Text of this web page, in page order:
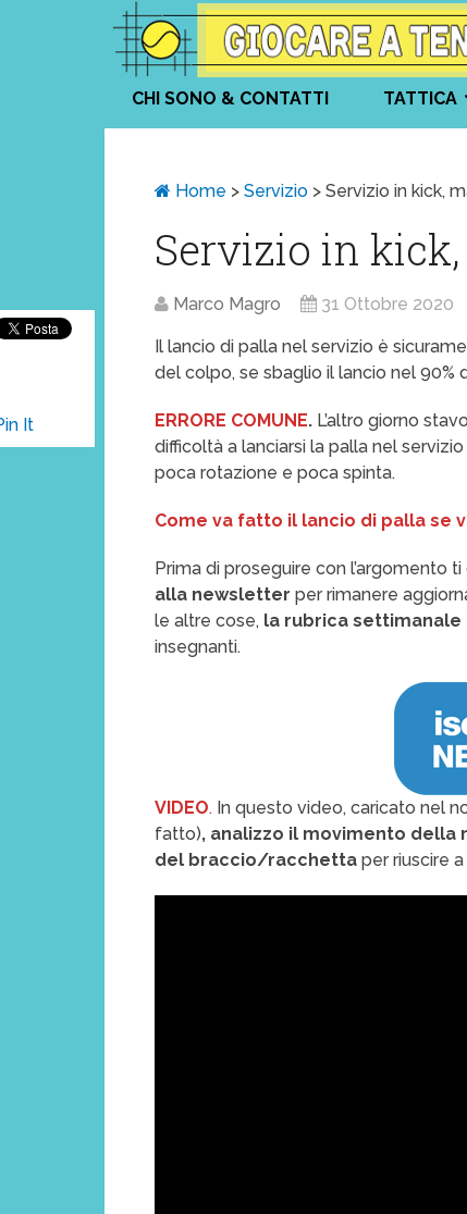
CHI SONO & CONTATTI TATTICA
Home >Servizio >Servizio in kick,
Servizio in
Marco Magro 31 Ottobre 2020
Il lancio di palla nel servizio è
del colpo, se sbaglio il lancio nel 90%
ERRORE COMUNE. L’altro giorno
difficoltà a lanciarsi la palla nel
poca rotazione e poca spinta.
Come va fatto il lancio di palla se
Prima di proseguire con l’argomento
alla newsletterper rimanere
le altre cose, la rubrica settimanale
insegnanti.
VIDEO. In questo video, caricato nel
fatto), analizzo il movimento della
del braccio/racchettaper riuscire
It